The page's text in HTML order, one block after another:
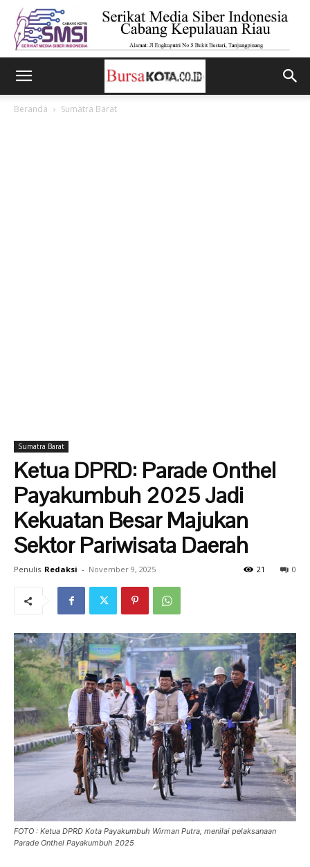
Beranda Sumatra Barat
Sumatra Barat
Ketua DPRD: Parade Onthel
Payakumbuh 2025 Jadi
Kekuatan Besar Majukan
Sektor Pariwisata Daerah
Penulis Redaksi - November 9, 2025 0
21
FOTO : Ketua DPRD Kota Payakumbuh Wirman Putra, menilai pelaksanaan
Parade Onthel Payakumbuh 2025